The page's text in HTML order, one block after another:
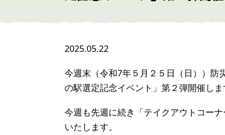
2025.05.22
今週末（令和7年５月２５日（日））
の駅選定記念イベント」第２弾開催しま
今週も先週に続き「テイクアウトコー
いたします。